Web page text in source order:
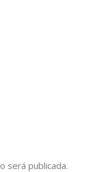
será publicada.